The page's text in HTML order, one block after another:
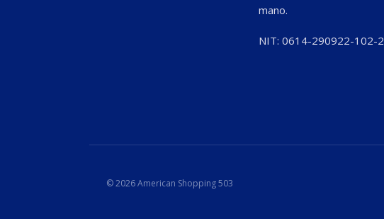
mano.
NIT: 0614-290922-102-2
© 2026 American Shopping 503